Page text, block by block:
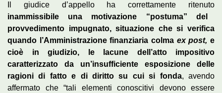
Il giudice d’appello ha correttamente ritenuto
inammissibile una motivazione “postuma” del
provvedimento impugnato, situazione che si verifica
quando l’Amministrazione finanziaria colma ex post,e
cioè in giudizio, le lacune dell’atto impositivo
caratterizzato da un’insufficiente esposizione delle
ragioni di fatto e di diritto su cui si fonda, avendo
affermato che “tali elementi conoscitivi devono essere